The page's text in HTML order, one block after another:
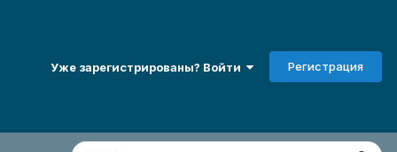
Уже зарегистрированы? Войти Регистрация